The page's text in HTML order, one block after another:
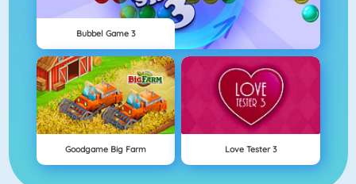
Bubbel Game 3
Goodgame Big Farm Love Tester 3